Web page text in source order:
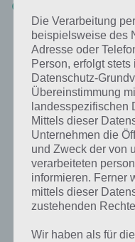
nur Fernkampfwaffen.
Nahkämpfern zuerst
sonst sind diese in der
Weiterhin kannst du im
entweder als Belohnung
kannst. Wie du diese
Tipp zu Walking Dead
Die Verarbeitung
beispielsweise des
Adresse oder
Person, erfolgt
Datenschutz-
Übereinstimmung
landesspezifischen
Mittels dieser
Unternehmen die
und Zweck der von
verarbeiteten
informieren. Ferner
mittels dieser
zustehenden
Wir haben als für